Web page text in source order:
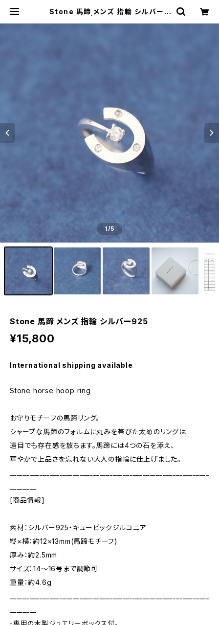
Stone 馬蹄 メンズ 指輪 シルバー9
1/5
Stone 馬蹄 メンズ 指輪 シルバー925
¥15,800
International shipping available
Stone horse hoop ring
お守りモチーフの馬蹄リング。
シャープな馬蹄のフォルムに丸みを帯びた太めのリングは
遠目でも存在感を放ちます。馬蹄には4つの石を添え、
華やかで上品さを忘れない大人の指輪に仕上げました。
[商品情報]
素材：シルバー925・キュービックジルコニア
縦×横：約12×13mm(馬蹄モチーフ)
厚み：約2.5mm
サイズ：14～16号まで調節可
重量：約4.6g
-専用の木製ジュエリーボックス付。